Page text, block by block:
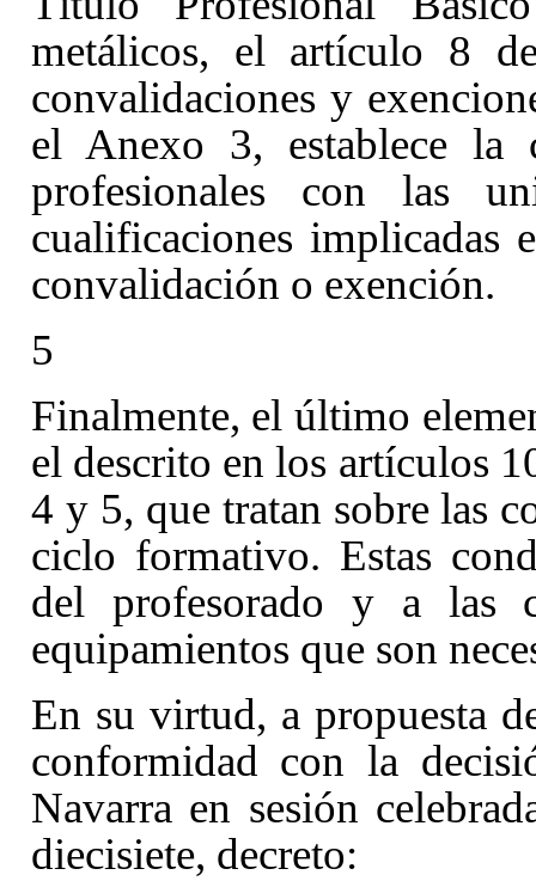
metálicos, el artículo 8
convalidaciones y
el Anexo 3, establece la
profesionales con las
cualificaciones implicadas
convalidación o exención.
5
Finalmente, el último
el descrito en los artículos
4 y 5, que tratan sobre las
ciclo formativo. Estas
del profesorado y a las
equipamientos que son
En su virtud, a propuesta
conformidad con la
Navarra en sesión
diecisiete, decreto: